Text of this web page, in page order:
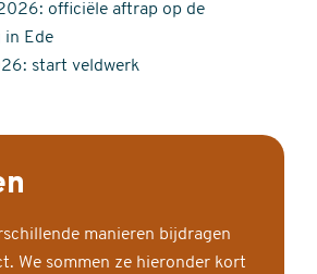
officiële aftrap op de
in Ede
start veldwerk
manieren bijdragen
We sommen ze hieronder kort